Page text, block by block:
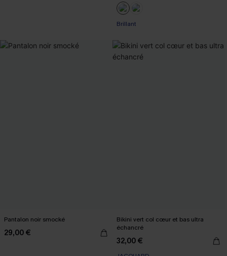
Brillant
Pantalon noir smocké
29,00 €
Bikini vert col cœur et bas ultra
échancré
32,00 €